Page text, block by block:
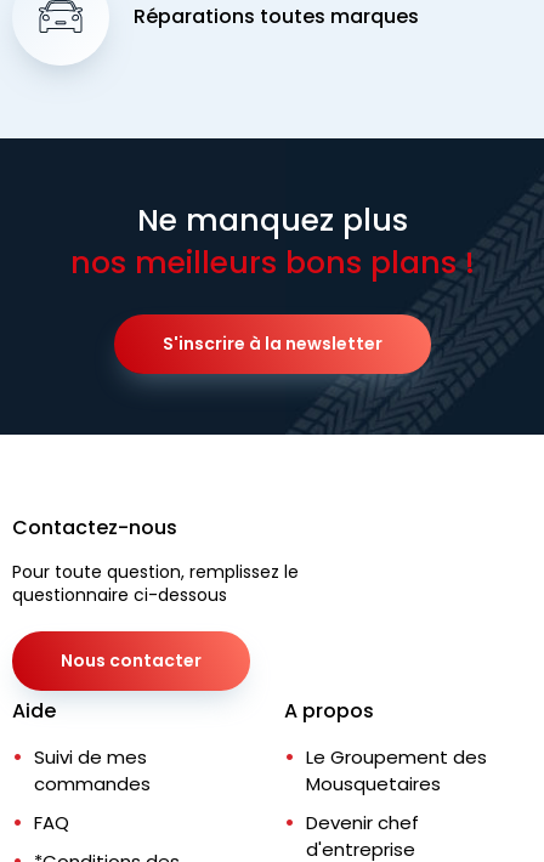
Réparations toutes marques
Ne manquez plus
nos meilleurs bons plans !
S'inscrire à la newsletter
Contactez-nous
Pour toute question, remplissez le
questionnaire ci-dessous
Nous contacter
Aide
Suivi de mes
commandes
FAQ
A propos
Le Groupement des
Mousquetaires
Devenir chef
d'entreprise